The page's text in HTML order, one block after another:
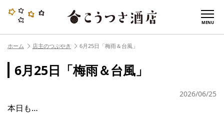
MENU
ホーム 店主のつぶやき 6月25日「梅雨＆台風」
6月25日「梅雨＆台風」
2026/06/25
本日も…